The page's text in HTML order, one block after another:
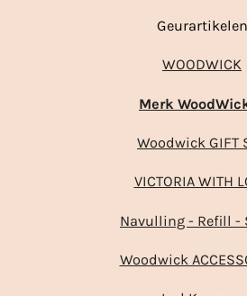
Geurartikelen
WOODWICK
Merk
Woodwick GIFT
VICTORIA WITH
Navulling - Refill -
Woodwick